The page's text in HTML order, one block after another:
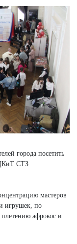
города посетить
СТЗ
мастеров
игрушек, по
афрокос и